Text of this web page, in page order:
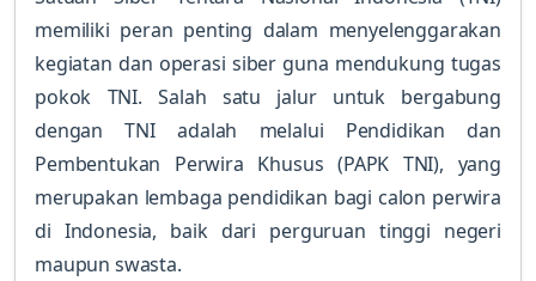
memiliki peran penting dalam menyelenggarakan
kegiatan dan operasi siber guna mendukung tugas
pokok TNI. Salah satu jalur untuk bergabung
dengan TNI adalah melalui Pendidikan dan
Pembentukan Perwira Khusus (PAPK TNI), yang
merupakan lembaga pendidikan bagi calon perwira
di Indonesia, baik dari perguruan tinggi negeri
maupun swasta.